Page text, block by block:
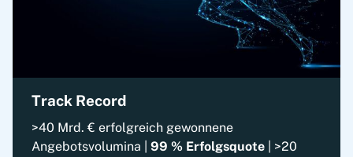
Track Record
>40 Mrd. € erfolgreich gewonnene
Angebotsvolumina | 99 % Erfolgsquote | >20